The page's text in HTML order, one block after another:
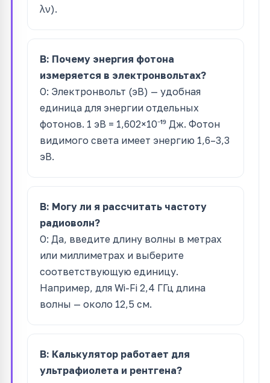
λν).
В: Почему энергия фотона
измеряется в электронвольтах?
О: Электронвольт (эВ) — удобная
единица для энергии отдельных
фотонов. 1 эВ = 1,602×10⁻¹⁹ Дж. Фотон
видимого света имеет энергию 1,6–3,3
эВ.
В: Могу ли я рассчитать частоту
радиоволн?
О: Да, введите длину волны в метрах
или миллиметрах и выберите
соответствующую единицу.
Например, для Wi-Fi 2,4 ГГц длина
волны — около 12,5 см.
В: Калькулятор работает для
ультрафиолета и рентгена?